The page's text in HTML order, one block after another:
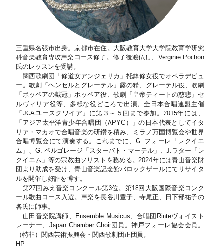
三重県名張市出身。京都市在住。大阪教育大学大学院教育学研究
科音楽教育専攻声楽コース修了。修了後渡仏し、Verginie Pochon
氏のレッスンを受講。
関西歌劇団「修道女アンジェリカ」托鉢修女役でオペラデビュ
ー。歌劇「ヘンゼルとグレーテル」露の精、グレーテル役、歌劇
「ポッペアの戴冠」ポッペア役、歌劇「皇帝ティートの慈悲」セ
ルヴィリア役等、多様な役どころで出演。全日本合唱連盟主催
「JCAユースクワイア」に第３～５回まで参加。2015年には、
「アジア太平洋青少年合唱団（APYC）」の日本代表としてイタ
リア・マカオで合唱音楽の研鑽を積み、ミラノ万国博覧会や世界
合唱博覧会にて演奏する。これまでに、G. フォーレ「レクイエ
ム」、G. ペルゴレージ「スターバト・マーテル」、J.ラター「レ
クイエム」等の宗教曲ソリストを務める。​2024年には青山音楽財
団より助成を受け、青山音楽記念館バロックザールにてリサイタ
ルを開催し好評を博す。
第27回みえ音楽コンクール第3位。第18回大阪国際音楽コンク
ール歌曲コース入選。声楽を長谷川豊子、寺尾正、日下部祐子の
各氏に師事。
山田音楽院講師、Ensemble Musicus、合唱団Rinteヴォイスト
レーナー、Japan Chamber Choir団員。神戸フォーレ協会会員。
（特非）関西芸術振興会・関西歌劇団正団員。
HP